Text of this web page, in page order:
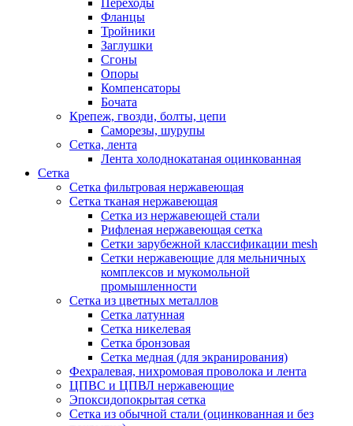
Фланцы
Тройники
Заглушки
Сгоны
Опоры
Компенсаторы
Бочата
Крепеж, гвозди, болты, цепи
Саморезы, шурупы
Сетка, лента
Лента холоднокатаная оцинкованная
Сетка
Сетка фильтровая нержавеющая
Сетка тканая нержавеющая
Сетка из нержавеющей стали
Рифленая нержавеющая сетка
Сетки зарубежной классификации mesh
Сетки нержавеющие для мельничных
комплексов и мукомольной
промышленности
Сетка из цветных металлов
Сетка латунная
Сетка никелевая
Сетка бронзовая
Сетка медная (для экранирования)
Фехралевая, нихромовая проволока и лента
ЦПВС и ЦПВЛ нержавеющие
Эпоксидопокрытая сетка
Сетка из обычной стали (оцинкованная и без